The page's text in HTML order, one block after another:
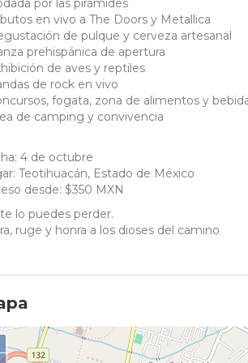
por las pirámides
en vivo a The Doors y Metallica
de pulque y cerveza artesanal
prehispánica de apertura
de aves y reptiles
de rock en vivo
fogata, zona de alimentos y
de camping y convivencia
4 de octubre
Teotihuacán, Estado de México
desde: $350 MXN
lo puedes perder.
ruge y honra a los dioses del camino